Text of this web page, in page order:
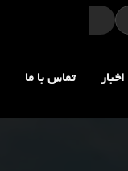
اخبار تماس با ما